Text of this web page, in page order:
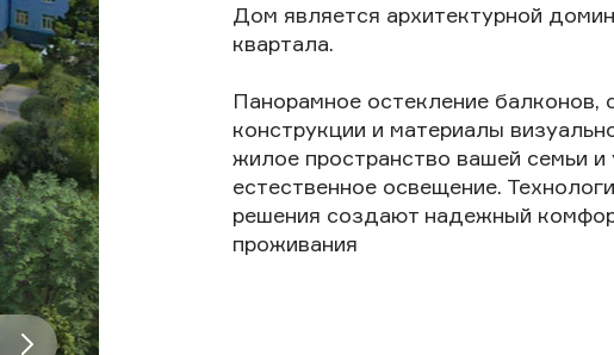
Дом является архитектурной
квартала.
Панорамное остекление балконов,
конструкции и материалы
жилое пространство вашей семьи и
естественное освещение.
решения создают надежный
проживания